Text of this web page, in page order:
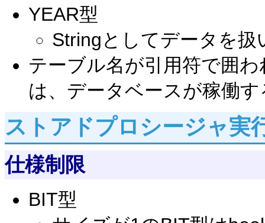
YEAR型
Stringとしてデータを扱
テーブル名が引用符で囲
は、データベースが稼働
ストアドプロシージャ実
仕様制限
BIT型